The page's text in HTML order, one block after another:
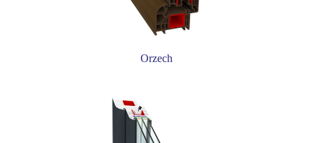
Orzech